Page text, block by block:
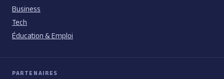
Business
Tech
Éducation & Emploi
PARTENAIRES